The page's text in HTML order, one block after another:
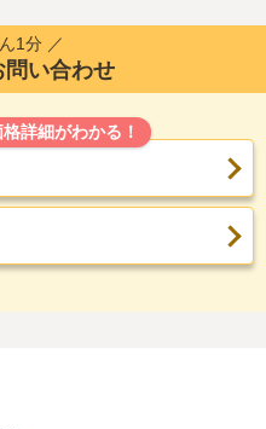
1分 ／
問い合わせ
詳細がわかる！